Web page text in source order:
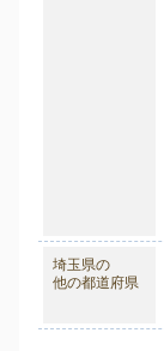
埼玉県の
他の都道府県